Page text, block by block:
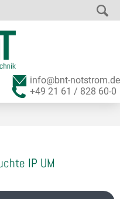
info@bnt-notstrom.de
+49 21 61 / 828 60-0
IP UM